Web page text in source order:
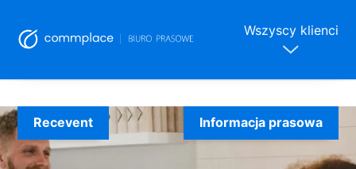
to
content
Wszyscy klienci
Recevent Informacja prasowa